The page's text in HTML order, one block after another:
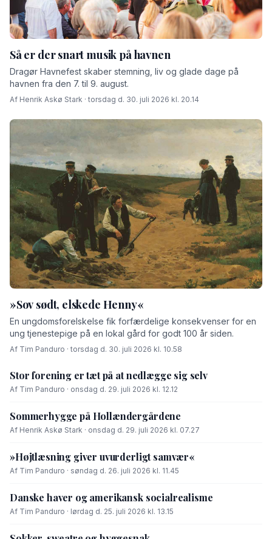
Så er der snart musik på havnen
Dragør Havnefest skaber stemning, liv og glade dage på
havnen fra den 7. til 9. august.
Af Henrik Askø Stark · torsdag d. 30. juli 2026 kl. 20.14
»Sov sødt, elskede Henny«
En ungdomsforelskelse fik forfærdelige konsekvenser for en
ung tjenestepige på en lokal gård for godt 100 år siden.
Af Tim Panduro · torsdag d. 30. juli 2026 kl. 10.58
Stor forening er tæt på at nedlægge sig selv
Af Tim Panduro · onsdag d. 29. juli 2026 kl. 12.12
Sommerhygge på Hollændergårdene
Af Henrik Askø Stark · onsdag d. 29. juli 2026 kl. 07.27
»Højtlæsning giver uvurderligt samvær«
Af Tim Panduro · søndag d. 26. juli 2026 kl. 11.45
Danske haver og amerikansk socialrealisme
Af Tim Panduro · lørdag d. 25. juli 2026 kl. 13.15